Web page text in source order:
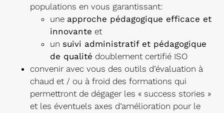
populations en vous garantissant:
une approche pédagogique efficace et
innovante et
un suivi administratif et pédagogique
de qualité doublement certifié ISO
convenir avec vous des outils d’évaluation à
chaud et / ou à froid des formations qui
permettront de dégager les « success stories »
et les éventuels axes d’amélioration pour le